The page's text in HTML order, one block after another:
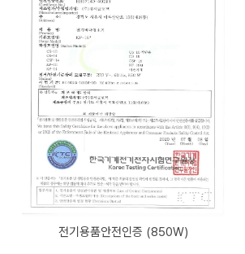
전기용품안전인증 (850W)